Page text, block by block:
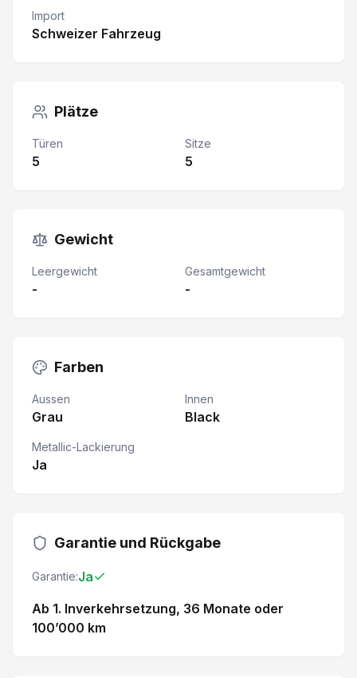
Import
Schweizer Fahrzeug
Plätze
Türen
5
Sitze
5
Gewicht
Leergewicht
-
Gesamtgewicht
-
Farben
Aussen
Grau
Innen
Black
Metallic-Lackierung
Ja
Garantie und Rückgabe
Garantie:Ja
Ab 1. Inverkehrsetzung, 36 Monate oder
100’000 km